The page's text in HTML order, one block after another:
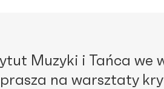
Muzyki i Tańca we
na warsztaty